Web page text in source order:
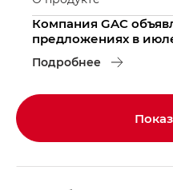
Компания GAC
предложениях в
Подробнее